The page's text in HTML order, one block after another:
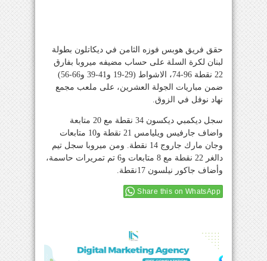
حقق فريق هوبس فوزه الثامن في ديكاتلون بطولة
لبنان لكرة السلة على حساب مضيفه ميروبا بفارق
22 نقطة 96-74، الاشواط (29-19 و41-39 و66-56)
ضمن مباريات الجولة العشرين، على ملعب مجمع
نهاد نوفل في الزوق.
سجل ديكمبي ديكسون 34 نقطة مع 20 متابعة
واضاف جارفيس ويليامس 21 نقطة و10 متابعات
وجان مارك جاروج 14 نقطة. ومن ميروبا سجل تيم
دالغر 22 نقطة مع 8 متابعات و6 تم تمريرات حاسمة،
وأضاف جاكور نيلسون 17نقطة.
Share this on WhatsApp